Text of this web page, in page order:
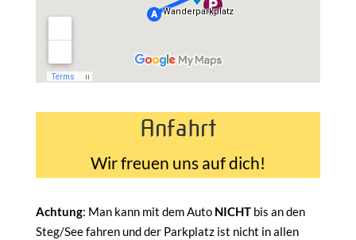
Anfahrt
Wir freuen uns auf dich!
Achtung: Man kann mit dem Auto NICHT bis an den
Steg/See fahren und der Parkplatz ist nicht in allen